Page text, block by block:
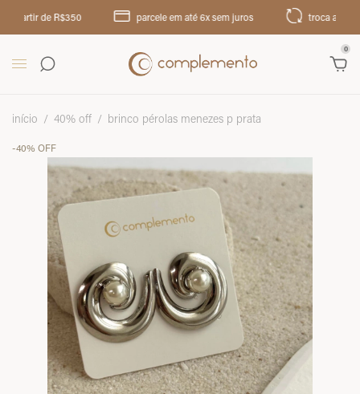
de R$350 parcele em até 6x sem juros troca até 30 dias
0
início / 40% off / brinco pérolas menezes p prata
-40% OFF